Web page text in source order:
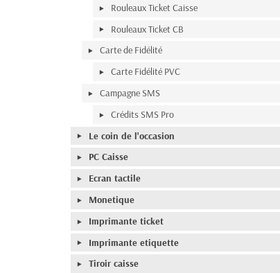
Rouleaux Ticket Caisse
Rouleaux Ticket CB
Carte de Fidélité
Carte Fidélité PVC
Campagne SMS
Crédits SMS Pro
Le coin de l'occasion
PC Caisse
Ecran tactile
Monetique
Imprimante ticket
Imprimante etiquette
Tiroir caisse